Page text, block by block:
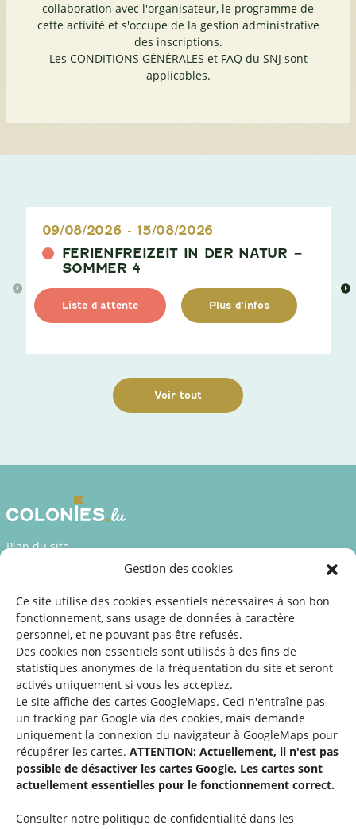
Gestion des cookies
Ce site utilise des cookies essentiels nécessaires à son bon
fonctionnement, sans usage de données à caractère
personnel, et ne pouvant pas être refusés.
Des cookies non essentiels sont utilisés à des fins de
statistiques anonymes de la fréquentation du site et seront
activés uniquement si vous les acceptez.
Le site affiche des cartes GoogleMaps. Ceci n'entraîne pas
un tracking par Google via des cookies, mais demande
uniquement la connexion du navigateur à GoogleMaps pour
récupérer les cartes. ATTENTION: Actuellement, il n'est pas
possible de désactiver les cartes Google. Les cartes sont
actuellement essentielles pour le fonctionnement correct.
Consulter notre politique de confidentialité dans les
collaboration avec l'organisateur, le programme de
cette activité et s'occupe de la gestion administrative
des inscriptions.
Les CONDITIONS GÉNÉRALES et FAQ du SNJ sont
applicables.
FERIENFREIZEIT IN DER NATUR –
SOMMER 4
09/08/2026 - 15/08/2026
Liste d'attente Plus d'infos
Voir tout
Plan du site
Déclaration d’accessibilité
Mentions légales
©2026 SNJ
Une offre du